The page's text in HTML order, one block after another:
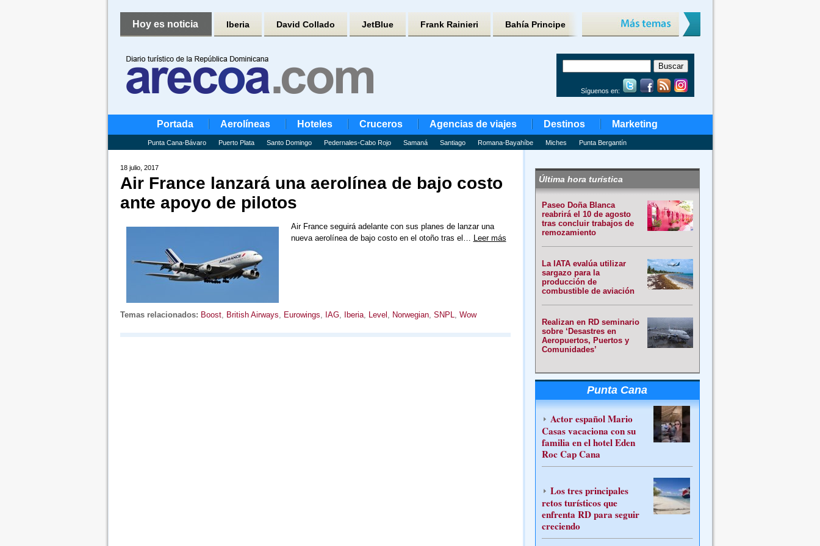
Hoy es noticia Iberia David Collado JetBlue Frank Rainieri Bahía Principe
Síguenos en:
Portada Aerolíneas Hoteles Cruceros Agencias de viajes Destinos Marketing
Punta Cana-Bávaro Puerto Plata Santo Domingo Pedernales-Cabo Rojo Samaná Santiago Romana-Bayahíbe Miches Punta Bergantín
18 julio, 2017
Air France lanzará una aerolínea de bajo costo
ante apoyo de pilotos
Air France seguirá adelante con sus planes de lanzar una
nueva aerolínea de bajo costo en el otoño tras el… Leer más
Temas relacionados: Boost, British Airways, Eurowings, IAG, Iberia, Level , Norwegian, SNPL, Wow
Última hora turística
Paseo Doña Blanca
reabrirá el 10 de agosto
tras concluir trabajos de
remozamiento
La IATA evalúa utilizar
sargazo para la
producción de
combustible de aviación
Realizan en RD seminario
sobre ‘Desastres en
Aeropuertos, Puertos y
Comunidades’
Punta Cana
Actor español Mario
Casas vacaciona con su
familia en el hotel Eden
Roc Cap Cana
Los tres principales
retos turísticos que
enfrenta RD para seguir
creciendo